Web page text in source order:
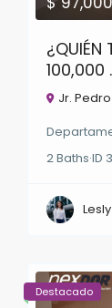
¿QUIÉN
100,000
Jr.
2Baths·ID
Destacado